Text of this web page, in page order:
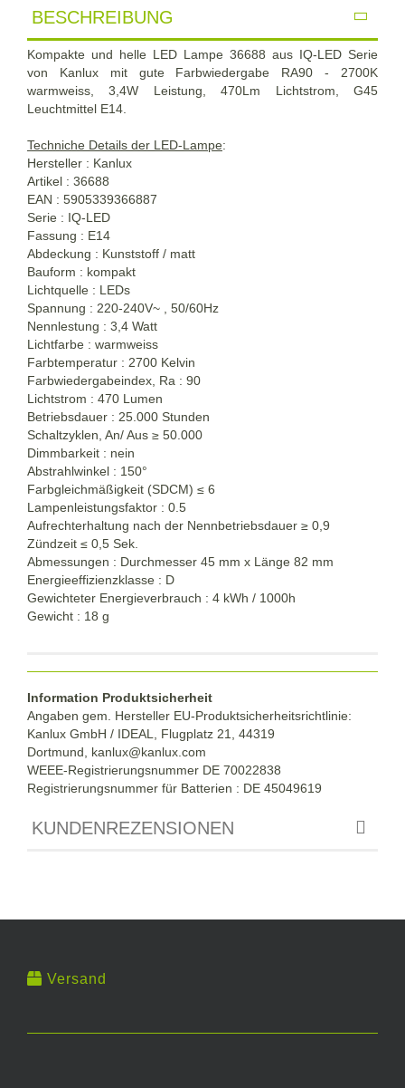
BESCHREIBUNG
Kompakte und helle LED Lampe 36688 aus IQ-LED Serie
von Kanlux mit gute Farbwiedergabe RA90 - 2700K
warmweiss, 3,4W Leistung, 470Lm Lichtstrom, G45
Leuchtmittel E14.
Techniche Details der LED-Lampe:
Hersteller : Kanlux
Artikel : 36688
EAN : 5905339366887
Serie : IQ-LED
Fassung : E14
Abdeckung : Kunststoff / matt
Bauform : kompakt
Lichtquelle : LEDs
Spannung : 220-240V~ , 50/60Hz
Nennlestung : 3,4 Watt
Lichtfarbe : warmweiss
Farbtemperatur : 2700 Kelvin
Farbwiedergabeindex, Ra : 90
Lichtstrom : 470 Lumen
Betriebsdauer : 25.000 Stunden
Schaltzyklen, An/ Aus ≥ 50.000
Dimmbarkeit : nein
Abstrahlwinkel : 150°
Farbgleichmäßigkeit (SDCM) ≤ 6
Lampenleistungsfaktor : 0.5
Aufrechterhaltung nach der Nennbetriebsdauer ≥ 0,9
Zündzeit ≤ 0,5 Sek.
Abmessungen : Durchmesser 45 mm x Länge 82 mm
Energieeffizienzklasse : D
Gewichteter Energieverbrauch : 4 kWh / 1000h
Gewicht : 18 g
Information Produktsicherheit
Angaben gem. Hersteller EU-Produktsicherheitsrichtlinie:
Kanlux GmbH / IDEAL, Flugplatz 21, 44319
Dortmund, kanlux@kanlux.com
WEEE-Registrierungsnummer DE 70022838
Registrierungsnummer für Batterien : DE 45049619
KUNDENREZENSIONEN
Versand